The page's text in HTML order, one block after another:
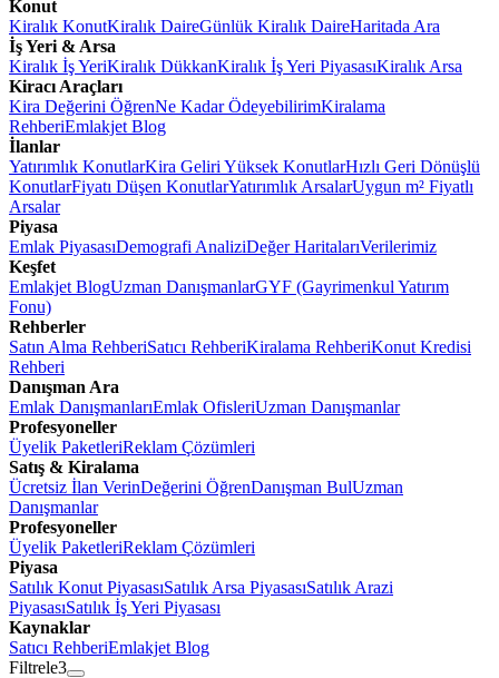
Konut
Kiralık KonutKiralık DaireGünlük Kiralık DaireHaritada Ara
İş Yeri & Arsa
Kiralık İş YeriKiralık DükkanKiralık İş Yeri PiyasasıKiralık Arsa
Kiracı Araçları
Kira Değerini ÖğrenNe Kadar ÖdeyebilirimKiralama
RehberiEmlakjet Blog
İlanlar
Yatırımlık KonutlarKira Geliri Yüksek KonutlarHızlı Geri Dönüşlü
KonutlarFiyatı Düşen KonutlarYatırımlık ArsalarUygun m² Fiyatlı
Arsalar
Piyasa
Emlak PiyasasıDemografi AnaliziDeğer HaritalarıVerilerimiz
Keşfet
Emlakjet BlogUzman DanışmanlarGYF (Gayrimenkul Yatırım
Fonu)
Rehberler
Satın Alma RehberiSatıcı RehberiKiralama RehberiKonut Kredisi
Rehberi
Danışman Ara
Emlak DanışmanlarıEmlak OfisleriUzman Danışmanlar
Profesyoneller
Üyelik PaketleriReklam Çözümleri
Satış & Kiralama
Ücretsiz İlan VerinDeğerini ÖğrenDanışman BulUzman
Danışmanlar
Profesyoneller
Üyelik PaketleriReklam Çözümleri
Piyasa
Satılık Konut PiyasasıSatılık Arsa PiyasasıSatılık Arazi
PiyasasıSatılık İş Yeri Piyasası
Kaynaklar
Satıcı RehberiEmlakjet Blog
Filtrele3